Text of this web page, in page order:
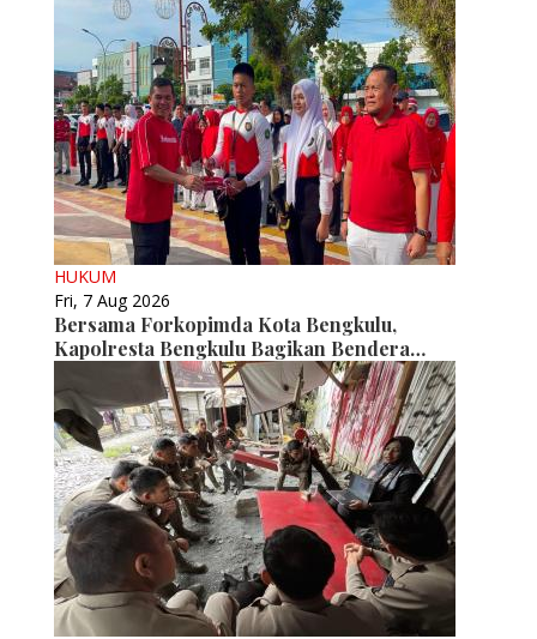
HUKUM
Fri, 7 Aug 2026
Bersama Forkopimda Kota Bengkulu,
Kapolresta Bengkulu Bagikan Bendera…